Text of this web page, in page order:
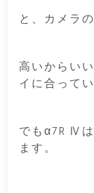
と、カメラ
高いからい
イに合って
でもα7R Ⅳ
ます。